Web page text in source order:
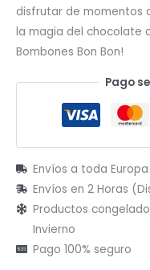
disfrutar de momentos
la magia del chocolate
Bombones Bon Bon!
Pago
Envíos a toda Europa
Envíos en 2 Horas
Productos
Invierno
Pago 100% seguro